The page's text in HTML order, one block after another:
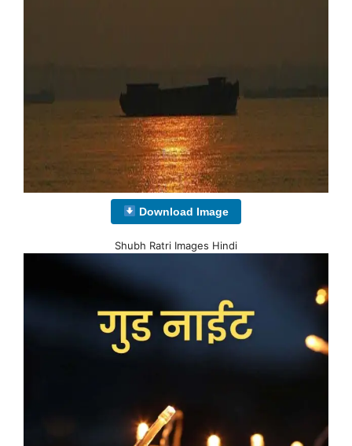
Download Image
Shubh Ratri Images Hindi